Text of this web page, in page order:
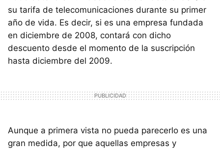
su tarifa de telecomunicaciones durante su primer
año de vida. Es decir, si es una empresa fundada
en diciembre de 2008, contará con dicho
descuento desde el momento de la suscripción
hasta diciembre del 2009.
Aunque a primera vista no pueda parecerlo es una
gran medida, por que aquellas empresas y